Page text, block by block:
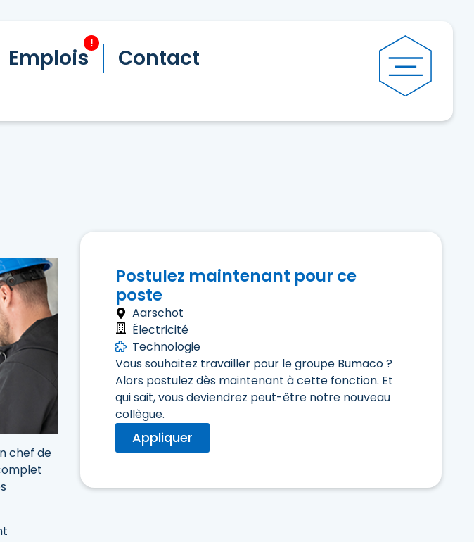
Emplois
!
Contact
chef de
Postulez maintenant pour ce
poste
Aarschot
Électricité
Technologie
Vous souhaitez travailler pour le groupe Bumaco ?
Alors postulez dès maintenant à cette fonction. Et
qui sait, vous deviendrez peut-être notre nouveau
collègue.
Appliquer